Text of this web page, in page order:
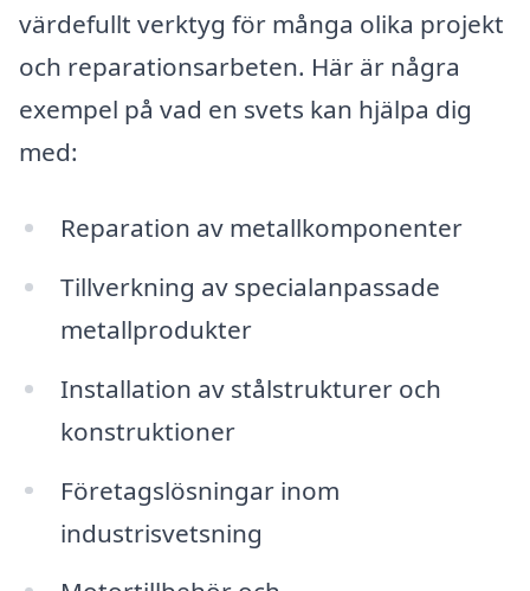
värdefullt verktyg för många olika projekt
och reparationsarbeten. Här är några
exempel på vad en svets kan hjälpa dig
med:
Reparation av metallkomponenter
Tillverkning av specialanpassade
metallprodukter
Installation av stålstrukturer och
konstruktioner
Företagslösningar inom
industrisvetsning